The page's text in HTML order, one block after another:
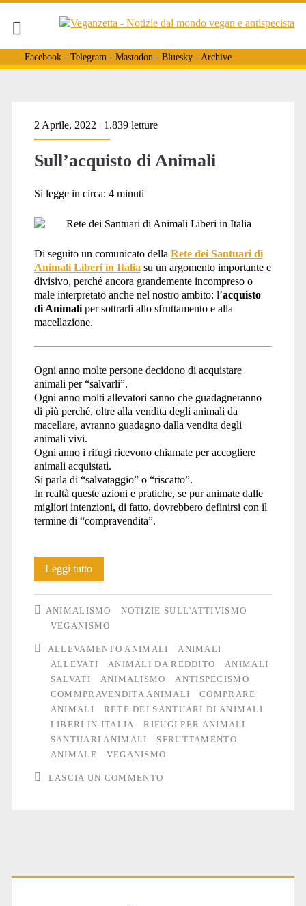
Facebook- Telegram- Mastodon- Bluesky- Archive
Tag:
<span>commpravendita
animali</span>
2 Aprile, 2022 | 1.839 letture
Sull’acquisto di Animali
Si legge in circa: 4 minuti
Di seguito un comunicato della Rete dei Santuari di
Animali Liberi in Italia su un argomento importante e
divisivo, perché ancora grandemente incompreso o
male interpretato anche nel nostro ambito: l’acquisto
di Animaliper sottrarli allo sfruttamento e alla
macellazione.
Ogni anno molte persone decidono di acquistare
animali per “salvarli”.
Ogni anno molti allevatori sanno che guadagneranno
di più perché, oltre alla vendita degli animali da
macellare, avranno guadagno dalla vendita degli
animali vivi.
Ogni anno i rifugi ricevono chiamate per accogliere
animali acquistati.
Si parla di “salvataggio” o “riscatto”.
In realtà queste azioni e pratiche, se pur animate dalle
migliori intenzioni, di fatto, dovrebbero definirsi con il
termine di “compravendita”.
Leggi tuttoSull’acquisto
di
Animali
ANIMALISMO
NOTIZIE SULL'ATTIVISMO
VEGANISMO
ALLEVAMENTO ANIMALI
ANIMALI
ALLEVATI
ANIMALI DA REDDITO
ANIMALI
SALVATI
ANIMALISMO
ANTISPECISMO
COMMPRAVENDITA ANIMALI
COMPRARE
ANIMALI
RETE DEI SANTUARI DI ANIMALI
LIBERI IN ITALIA
RIFUGI PER ANIMALI
SANTUARI ANIMALI
SFRUTTAMENTO
ANIMALE
VEGANISMO
LASCIA UN COMMENTO
Primary